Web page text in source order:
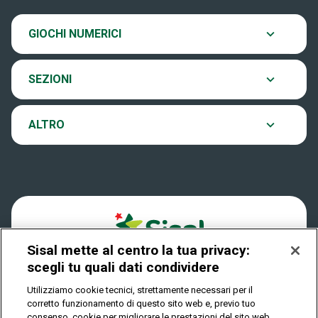
GIOCHI NUMERICI
Eurojackpot
VinciCasa
Play Your Date
SEZIONI
Ultima estrazione
Archivio estrazioni
Verifica vincite
ALTRO
Contatti
Notifiche
Privacy
Sisal mette al centro la tua privacy:
scegli tu quali dati condividere
Utilizziamo cookie tecnici, strettamente necessari per il
corretto funzionamento di questo sito web e, previo tuo